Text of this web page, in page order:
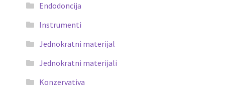
Endodoncija
Instrumenti
Jednokratni materijal
Jednokratni materijali
Konzervativa